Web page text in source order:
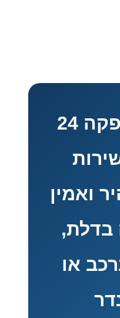
מנעולן באפקה 24
ואמין
בדלת,
או